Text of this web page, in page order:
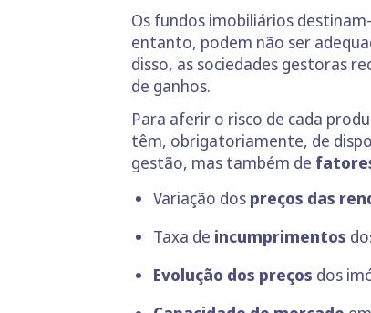
Os fundos imobiliários
entanto, podem não ser
disso, as sociedades gestoras
de ganhos.
Para aferir o risco de cada
têm, obrigatoriamente, de
gestão, mas também de
Variação dos preços das
Taxa de incumprimentos
Evolução dos preços dos